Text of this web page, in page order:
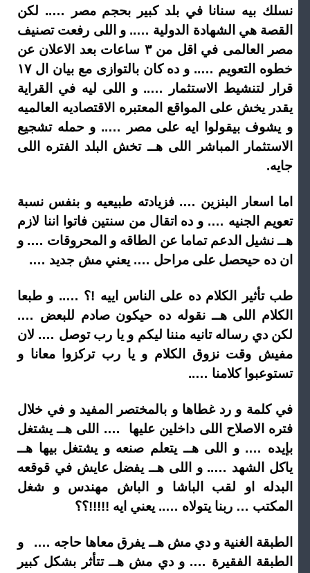
نسلك بيه سنانا في بلد كبير بحجم مصر ….. لكن
القصة هي الشهادة الدولية ….. و اللى رفعت تصنيف
مصر العالمى في اقل من ٣ ساعات بعد الاعلان عن
خطوه التعويم ….. و ده كان بالتوازى مع بيان ال ١٧
قرار لتنشيط الاستثمار ….. و اللى ليه في القراية
يقدر يخش على المواقع المعتبره الاقتصاديه العالميه
و يشوف بيقولوا ايه على مصر ….. و حمله تشجيع
الاستثمار المباشر اللى هــ تخش البلد الفتره اللى
جايه.
اما اسعار البنزين …. فزيادته طبيعيه و بنفس نسبة
تعويم الجنيه …. و ده اتقال من سنتين فاتوا اننا لازم
هــ نشيل الدعم تماما عن الطاقه و المحروقات …. و
ان ده حيحصل على مراحل …. يعني مش جديد ….
طب تأثير الكلام ده على الناس اييه !؟ ….. و طبعا
الكلام اللى هــ نقوله ده حيكون صادم للبعض ….
لكن دي رساله تانيه مننا ليكم و يا رب توصل …. لان
مفيش وقت نزوق الكلام و يا رب تركزوا معانا و
تستوعبوا كلامنا …..
في كلمة و رد غطاها و بالمختصر المفيد و في خلال
فتره الاصلاح اللى داخلين عليها …. اللى هــ يشتغل
بإيده …. و اللى هــ يتعلم صنعه و يشتغل بيها هــ
ياكل الشهد ….. و اللى هــ يفضل عايش في قوقعه
البدله او لقب الباشا و الباش مهندس و شغل
المكتب … ربنا يتولاه ….. يعني ايه !!!!!؟؟
الطبقة الغنية و دي مش هــ يفرق معاها حاجه …. و
الطبقة الفقيرة …. و دي مش هــ تتأثر بشكل كبير